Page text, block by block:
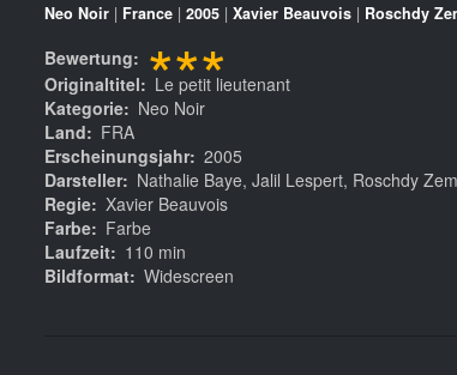
Neo Noir | France | 2005 | Xavier Beauvois | Roschdy
Bewertung ***
Originaltitel
Le petit lieutenant
Kategorie
Neo Noir
Land
FRA
Erscheinungsjahr 2005
Darsteller
Nathalie Baye, Jalil Lespert, Roschdy
Regie Xavier Beauvois
Farbe
Farbe
Laufzeit
110 min
Bildformat Widescreen